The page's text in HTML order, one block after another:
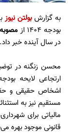
به گزارش بولتن نیوز
بودجه ۱۴۰۴ از
در سال آینده خبر داد.
محسن زنگنه در
اشخاص حقیقی و حقوقی
مستقیم نیز به
مالیاتی برای
قانونی موجود بهره